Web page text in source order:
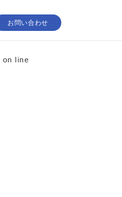
お問い合わせ
on line